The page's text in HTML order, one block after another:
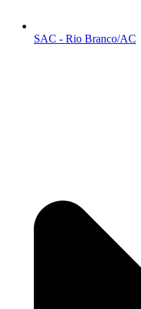
SAC - Rio Branco/AC